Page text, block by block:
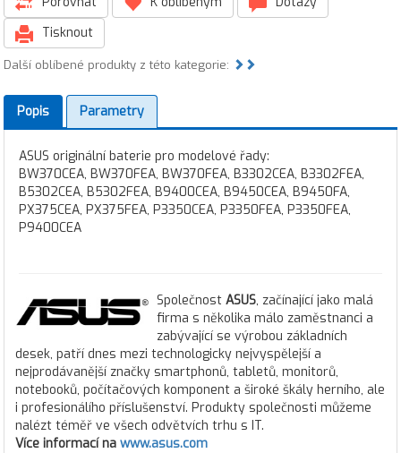
Tisknout
Další oblíbené produkty z této kategorie:
Popis Parametry
ASUS originální baterie pro modelové řady:
BW370CEA, BW370FEA, BW370FEA, B3302CEA, B3302FEA,
B5302CEA, B5302FEA, B9400CEA, B9450CEA, B9450FA,
PX375CEA, PX375FEA, P3350CEA, P3350FEA, P3350FEA,
P9400CEA
Společnost ASUS, začínající jako malá
firma s několika málo zaměstnanci a
zabývající se výrobou základních
desek, patří dnes mezi technologicky nejvyspělejší a
nejprodávanější značky smartphonů, tabletů, monitorů,
notebooků, počítačových komponent a široké škály herního, ale
i profesionálího příslušenství. Produkty společnosti můžeme
nalézt téměř ve všech odvětvích trhu s IT.
Více informací na www.asus.com